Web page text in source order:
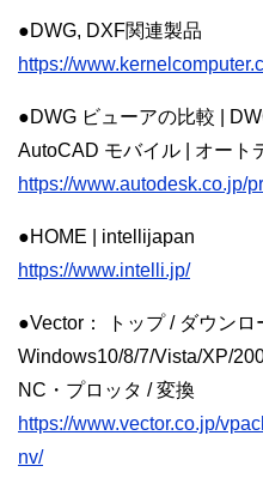
●DWG, DXF関連製品
https://
●DWG ビューアの比較 |
AutoCAD モバイル | オート
https://www.autodesk.co.jp/
●HOME | intellijapan
https://www.intelli.jp/
●Vector： トップ / ダウンロ
Windows10/8/7/Vista/XP/
NC・プロッタ / 変換
https://www.vector.co.jp/
nv/